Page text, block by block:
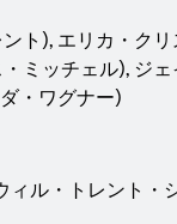
ト), エリカ・ク
ミッチェル), ジ
・ワグナー)
ル・トレント・